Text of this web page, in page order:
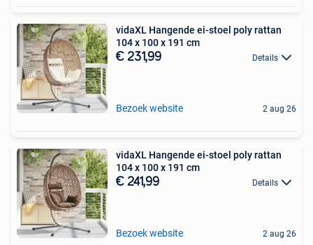
vidaXL Hangende ei-stoel poly rattan
104 x 100 x 191 cm
€ 231,99 Details
Bezoek website 2 aug 26
vidaXL Hangende ei-stoel poly rattan
104 x 100 x 191 cm
€ 241,99 Details
Bezoek website 2 aug 26